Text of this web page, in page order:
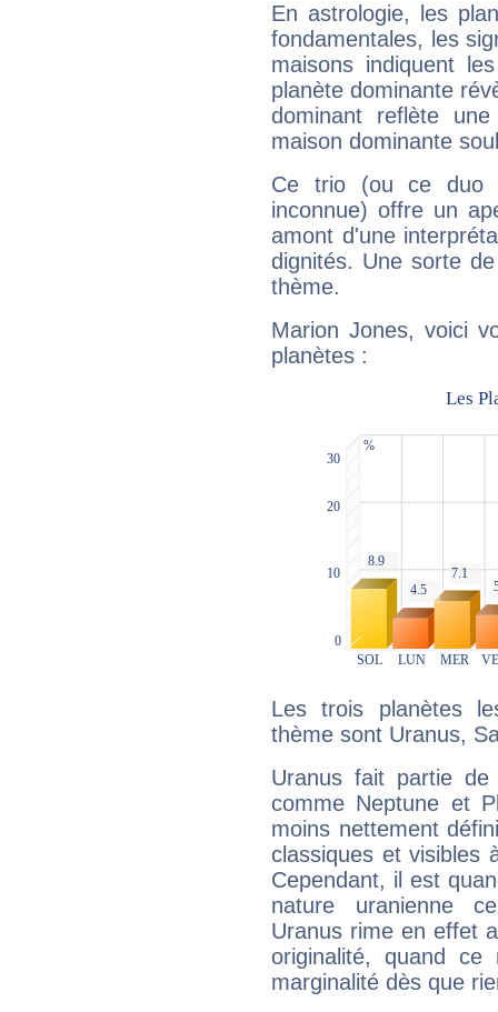
En astrologie, les
fondamentales, les
maisons indiquent
planète dominante
dominant reflète
maison dominante
Ce trio (ou ce duo
inconnue) offre un
amont d'une
dignités. Une sorte
thème.
Marion Jones, voici
planètes :
Les trois planètes
thème sont Uranus,
Uranus fait partie
comme Neptune et
moins nettement
classiques et visibles
Cependant, il est
nature uranienne
Uranus rime en effet
originalité, quand ce
marginalité dès que